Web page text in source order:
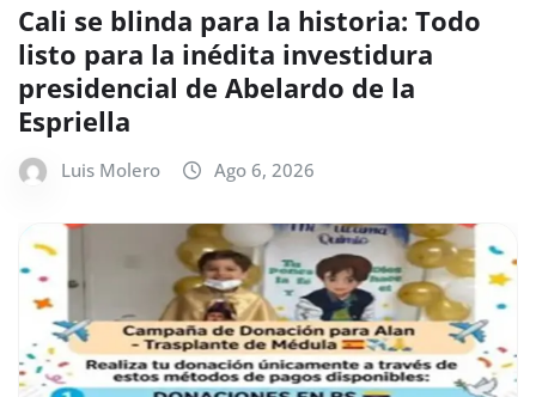
Cali se blinda para la historia: Todo
listo para la inédita investidura
presidencial de Abelardo de la
Espriella
Luis Molero Ago 6, 2026